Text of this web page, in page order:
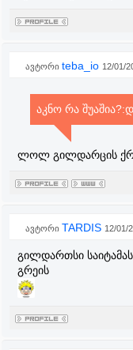
ავტორი teba_io 12/01/
აკნო რა შუაშია?:დ
ლოლ გილდარცის
ავტორი TARDIS 12/01/
გილდართსი
გრეის